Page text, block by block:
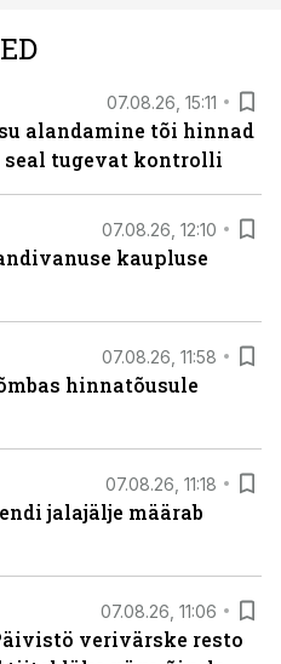
07.08.26, 15:11
alandamine tõi hinnad
tugevat kontrolli
07.08.26, 12:10
kaupluse
07.08.26, 11:58
hinnatõusule
07.08.26, 11:18
jalajälje määrab
07.08.26, 11:06
verivärske resto